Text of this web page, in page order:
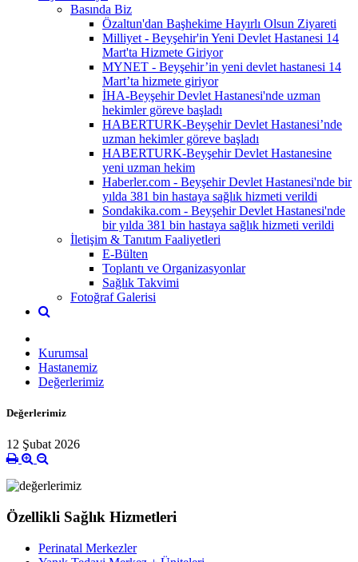
Basında Biz
Özaltun'dan Başhekime Hayırlı Olsun Ziyareti
Milliyet - Beyşehir'in Yeni Devlet Hastanesi 14
Mart'ta Hizmete Giriyor
MYNET - Beyşehir’in yeni devlet hastanesi 14
Mart’ta hizmete giriyor
İHA-Beyşehir Devlet Hastanesi'nde uzman
hekimler göreve başladı
HABERTURK-Beyşehir Devlet Hastanesi’nde
uzman hekimler göreve başladı
HABERTURK-Beyşehir Devlet Hastanesine
yeni uzman hekim
Haberler.com - Beyşehir Devlet Hastanesi'nde bir
yılda 381 bin hastaya sağlık hizmeti verildi
Sondakika.com - Beyşehir Devlet Hastanesi'nde
bir yılda 381 bin hastaya sağlık hizmeti verildi
İletişim & Tanıtım Faaliyetleri
E-Bülten
Toplantı ve Organizasyonlar
Sağlık Takvimi
Fotoğraf Galerisi
Kurumsal
Hastanemiz
Değerlerimiz
Değerlerimiz
12 Şubat 2026
Özellikli Sağlık Hizmetleri
Perinatal Merkezler